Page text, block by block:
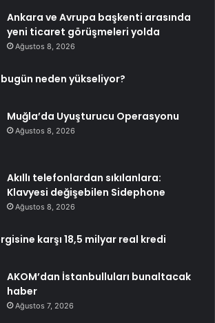
Ankara ve Avrupa başkenti arasında
yeni ticaret görüşmeleri yolda
Ağustos 8, 2026
neden yükseliyor?
Muğla’da Uyuşturucu Operasyonu
Ağustos 8, 2026
Akıllı telefonlardan sıkılanlara:
Klavyesi değişebilen Sidephone
Ağustos 8, 2026
karşı 18,5 milyar real kredi
AKOM’dan İstanbulluları bunaltacak
haber
Ağustos 7, 2026